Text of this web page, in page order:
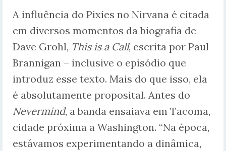
A influência do Pixies no Nirvana é citada
em diversos momentos da biografia de
Dave Grohl, This is a Call, escrita por Paul
Brannigan – inclusive o episódio que
introduz esse texto. Mais do que isso, ela
é absolutamente proposital. Antes do
Nevermind, a banda ensaiava em Tacoma,
cidade próxima a Washington. “Na época,
estávamos experimentando a dinâmica,